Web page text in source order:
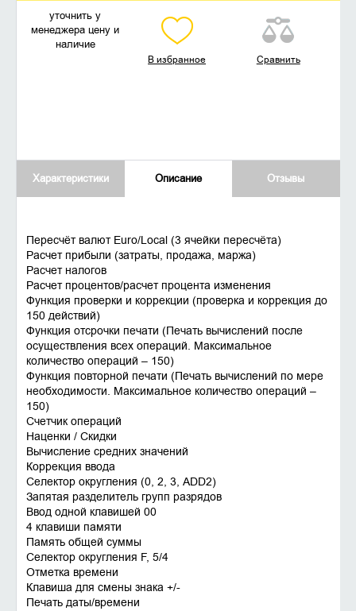
уточнить у
менеджера цену и
наличие
В избранное Сравнить
Характеристики Описание Отзывы
Пересчёт валют Euro/Local (3 ячейки пересчёта)
Расчет прибыли (затраты, продажа, маржа)
Расчет налогов
Расчет процентов/расчет процента изменения
Функция проверки и коррекции (проверка и коррекция до
150 действий)
Функция отсрочки печати (Печать вычислений после
осуществления всех операций. Максимальное
количество операций – 150)
Функция повторной печати (Печать вычислений по мере
необходимости. Максимальное количество операций –
150)
Счетчик операций
Наценки / Скидки
Вычисление средних значений
Коррекция ввода
Селектор округления (0, 2, 3, ADD2)
Запятая разделитель групп разрядов
Ввод одной клавишей 00
4 клавиши памяти
Память общей суммы
Селектор округления F, 5/4
Отметка времени
Клавиша для смены знака +/-
Печать даты/времени